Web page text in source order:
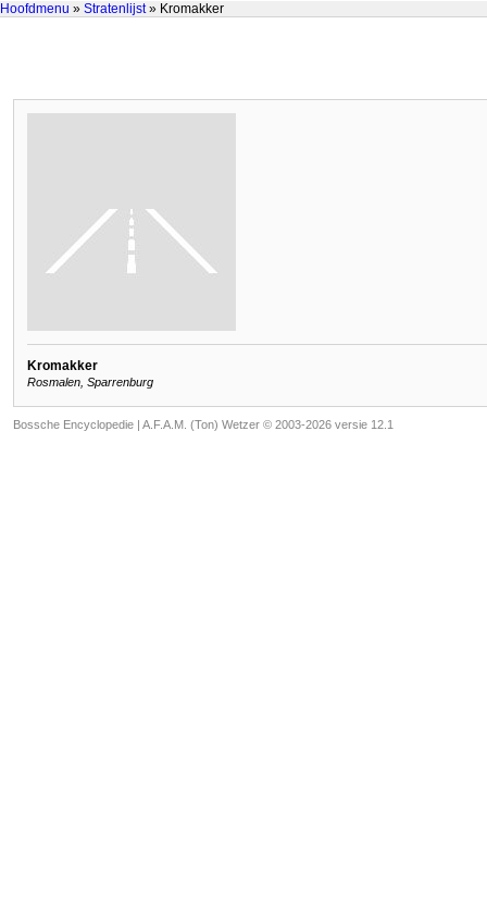
Hoofdmenu » Stratenlijst» Kromakker
Kromakker
Rosmalen, Sparrenburg
Bossche Encyclopedie | A.F.A.M. (Ton) Wetzer © 2003-2026 versie 12.1